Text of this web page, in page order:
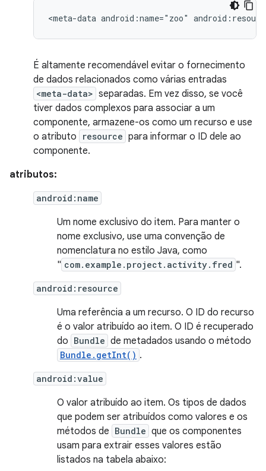
<meta-data android:name="zoo"
É altamente recomendável evitar o fornecimento
de dados relacionados como várias entradas
<meta-data> separadas. Em vez disso, se você
tiver dados complexos para associar a um
componente, armazene-os como um recurso e use
o atributo
resource para informar o ID dele ao
componente.
atributos:
android:name
Um nome exclusivo do item. Para manter o
nome exclusivo, use uma convenção de
nomenclatura no estilo Java, como
" com.example.project.activity.fred ".
android:resource
Uma referência a um recurso. O ID do recurso
é o valor atribuído ao item. O ID é recuperado
do Bundle de metadados usando o método
Bundle.getInt() .
android:value
O valor atribuído ao item. Os tipos de dados
que podem ser atribuídos como valores e os
métodos de Bundle que os componentes
usam para extrair esses valores estão
listados na tabela abaixo: